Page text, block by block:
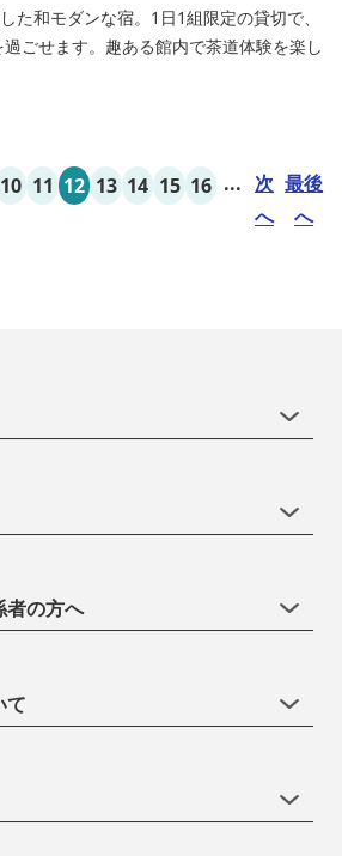
た和モダンな宿。1日1組限定の貸切で、
ごせます。趣ある館内で茶道体験を楽し
10 11 12 13 14 15 16 ... 次
へ
最後
へ
者の方へ
て